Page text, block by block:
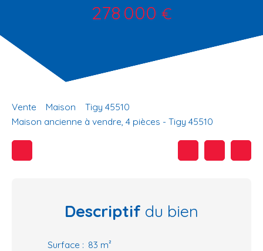
278 000 €
Vente Maison
Tigy 45510
Maison ancienne à vendre, 4 pièces - Tigy 45510
Descriptif du bien
Surface : 83 m²